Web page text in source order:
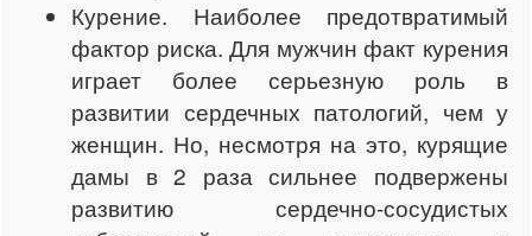
Курение. Наиболее предотвратимый
фактор риска. Для мужчин факт курения
играет более серьезную роль в
развитии сердечных патологий, чем у
женщин. Но, несмотря на это, курящие
дамы в 2 раза сильнее подвержены
развитию сердечно-сосудистых